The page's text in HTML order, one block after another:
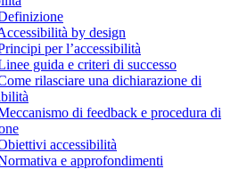
by design
per l’accessibilità
guida e criteri di successo
rilasciare una dichiarazione di
di feedback e procedura di
accessibilità
e approfondimenti